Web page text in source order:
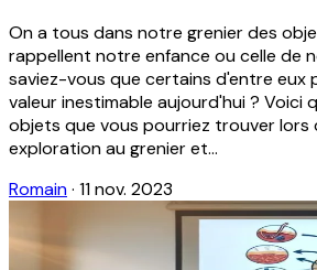
On a tous dans notre grenier des
rappellent notre enfance ou celle de
saviez-vous que certains d'entre eux
valeur inestimable aujourd'hui ? Voici
objets que vous pourriez trouver lors
exploration au grenier et...
Romain· 11 nov. 2023